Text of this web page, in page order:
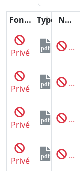
Fonctions Type Nom
Privé pdf ...
Privé pdf ...
Privé pdf ...
Privé pdf ...